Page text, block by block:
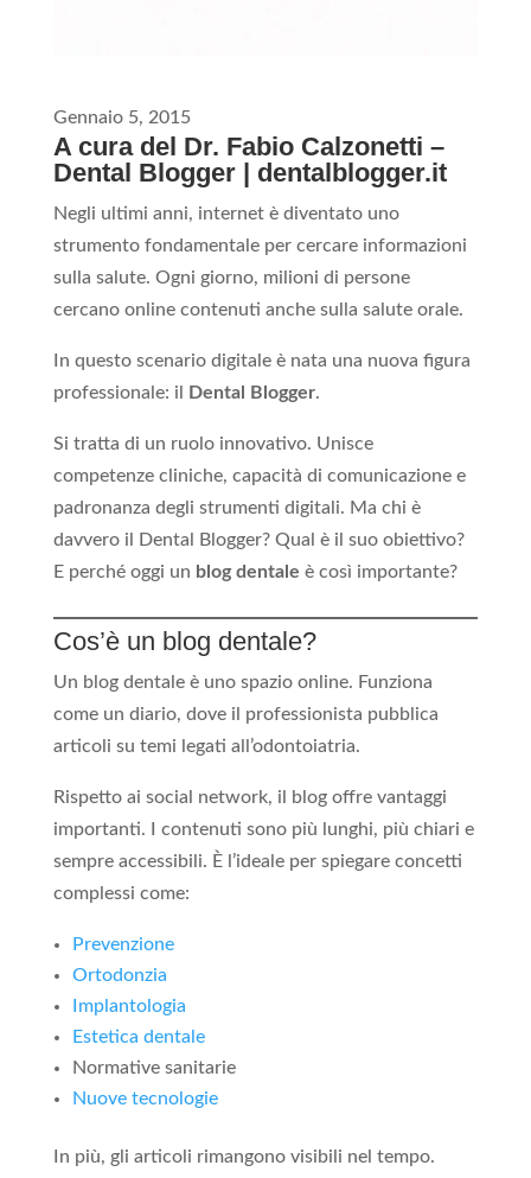
Gennaio 5, 2015
A cura del Dr. Fabio Calzonetti –
Dental Blogger | dentalblogger.it
Negli ultimi anni, internet è diventato uno
strumento fondamentale per cercare informazioni
sulla salute. Ogni giorno, milioni di persone
cercano online contenuti anche sulla salute orale.
In questo scenario digitale è nata una nuova figura
professionale: il
Dental Blogger.
Si tratta di un ruolo innovativo. Unisce
competenze cliniche, capacità di comunicazione e
padronanza degli strumenti digitali. Ma chi è
davvero il Dental Blogger? Qual è il suo obiettivo?
E perché oggi un blog dentale è così importante?
Cos’è un blog dentale?
Un blog dentale è uno spazio online. Funziona
come un diario, dove il professionista pubblica
articoli su temi legati all’odontoiatria.
Rispetto ai social network, il blog offre vantaggi
importanti. I contenuti sono più lunghi, più chiari e
sempre accessibili. È l’ideale per spiegare concetti
complessi come:
Prevenzione
Ortodonzia
Implantologia
Estetica dentale
Normative sanitarie
Nuove tecnologie
In più, gli articoli rimangono visibili nel tempo.